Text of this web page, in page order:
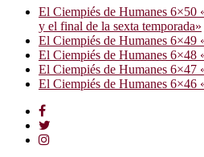
El Ciempiés de Humanes 6×50
y el final de la sexta temporada»
El Ciempiés de Humanes 6×49
El Ciempiés de Humanes 6×48
El Ciempiés de Humanes 6×47
El Ciempiés de Humanes 6×46